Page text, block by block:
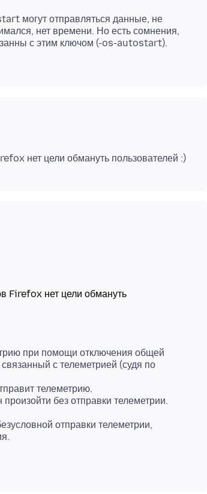
могут отправляться данные, не
нет времени. Но есть сомнения,
с этим ключом (-os-autostart).
Firefox нет цели обмануть
при помощи отключения общей
с телеметрией (судя по
телеметрию.
без отправки телеметрии.
отправки телеметрии,